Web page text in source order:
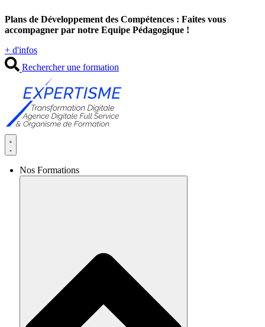
au
contenu
Plans de Développement des Compétences : Faites vous
accompagner par notre Equipe Pédagogique !
+ d'infos
Rechercher une formation
Nos Formations